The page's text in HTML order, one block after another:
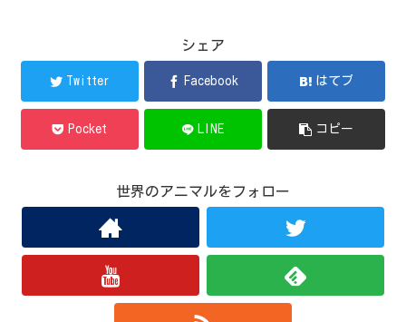
シェア
Twitter Facebook はてブ
Pocket LINE コピー
世界のアニマルをフォロー